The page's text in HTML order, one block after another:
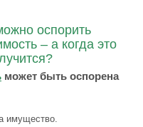
оспорить
– а когда это
может быть оспорена
имущество.